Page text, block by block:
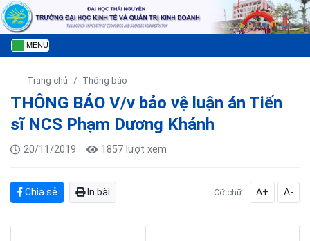
MENU
Trang chủ Thông báo
THÔNG BÁO V/v bảo vệ luận án Tiến
sĩ NCS Phạm Dương Khánh
20/11/2019 1857 lượt xem
Chia sẻ In bài Cỡ chữ: A+ A-